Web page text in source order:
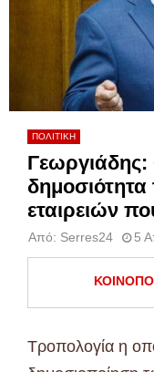
ΠΟΛΙΤΙΚΗ
Γεωργιάδης:
εταιρειών
Από: Serres24 5
Τροπολογία η